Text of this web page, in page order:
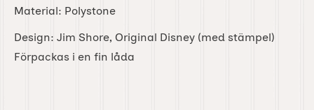
Material: Polystone
Design: Jim Shore, Original Disney (med stämpel)
Förpackas i en fin låda